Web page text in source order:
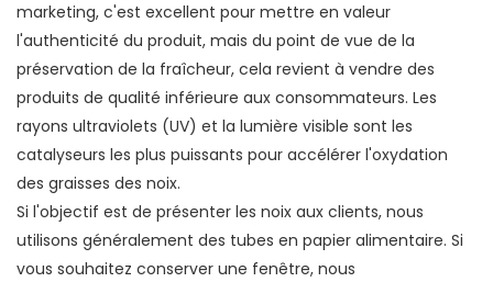
marketing, c'est excellent pour mettre en valeur
l'authenticité du produit, mais du point de vue de la
préservation de la fraîcheur, cela revient à vendre des
produits de qualité inférieure aux consommateurs. Les
rayons ultraviolets (UV) et la lumière visible sont les
catalyseurs les plus puissants pour accélérer l'oxydation
des graisses des noix.
Si l'objectif est de présenter les noix aux clients, nous
utilisons généralement des tubes en papier alimentaire. Si
vous souhaitez conserver une fenêtre, nous